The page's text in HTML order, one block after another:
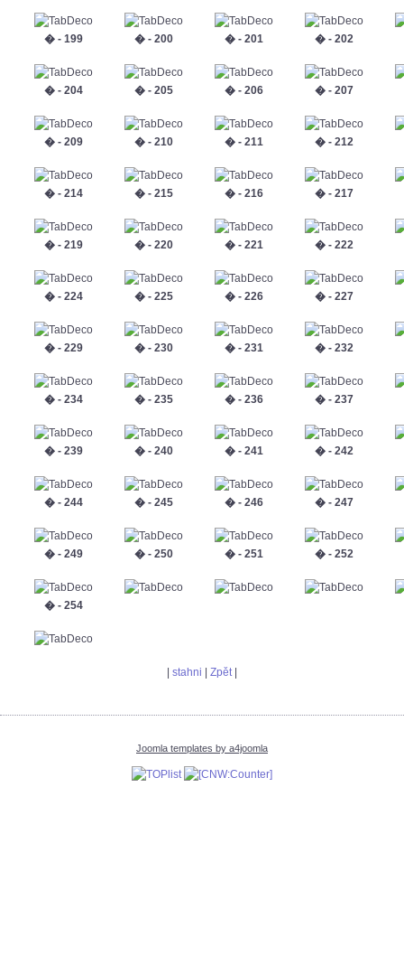
� - 199 � - 200 � - 201 � - 202
� - 204 � - 205 � - 206 � - 207
� - 209 � - 210 � - 211 � - 212
� - 214 � - 215 � - 216 � - 217
� - 219 � - 220 � - 221 � - 222
� - 224 � - 225 � - 226 � - 227
� - 229 � - 230 � - 231 � - 232
� - 234 � - 235 � - 236 � - 237
� - 239 � - 240 � - 241 � - 242
� - 244 � - 245 � - 246 � - 247
� - 249 � - 250 � - 251 � - 252
� - 254
stahni Zpět|
Joomla templates by a4joomla